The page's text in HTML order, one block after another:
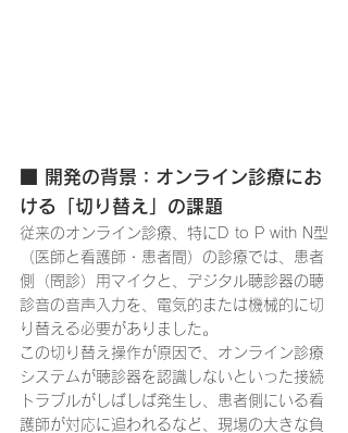
■ 開発の背景：オンライン診療にお
ける「切り替え」の課題
従来のオンライン診療、特にD to P with N型
（医師と看護師・患者間）の診療では、患者
側（問診）用マイクと、デジタル聴診器の聴
診音の音声入力を、電気的または機械的に切
り替える必要がありました。
この切り替え操作が原因で、オンライン診療
システムが聴診器を認識しないといった接続
トラブルがしばしば発生し、患者側にいる看
護師が対応に追われるなど、現場の大きな負